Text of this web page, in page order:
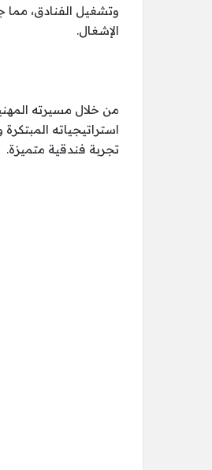
وتشغيل الفنادق،
الإشغال.
من خلال مسيرته
استراتيجياته
تجربة فندقية متميزة.